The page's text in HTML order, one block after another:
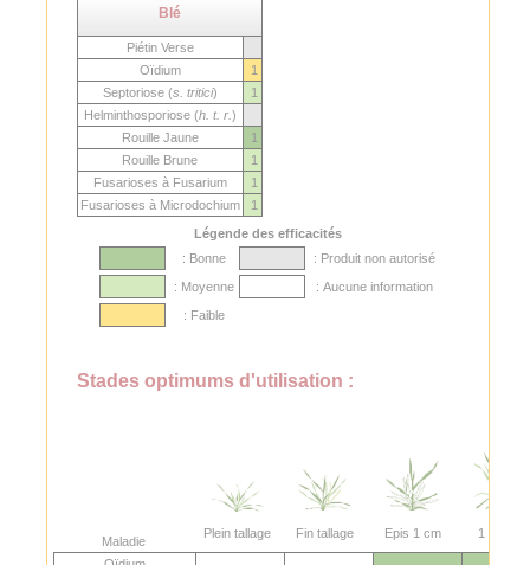
Blé
Piétin Verse
Oïdium
1
Septoriose (s. tritici)
1
Helminthosporiose (h. t. r. )
Rouille Jaune
1
Rouille Brune
1
Fusarioses à Fusarium
1
Fusarioses à Microdochium
1
Légende des efficacités
: Bonne
: Produit non autorisé
: Moyenne
: Aucune information
: Faible
Stades optimums d'utilisation :
Maladie
Plein tallage Fin tallage Epis 1 cm 1 nœud